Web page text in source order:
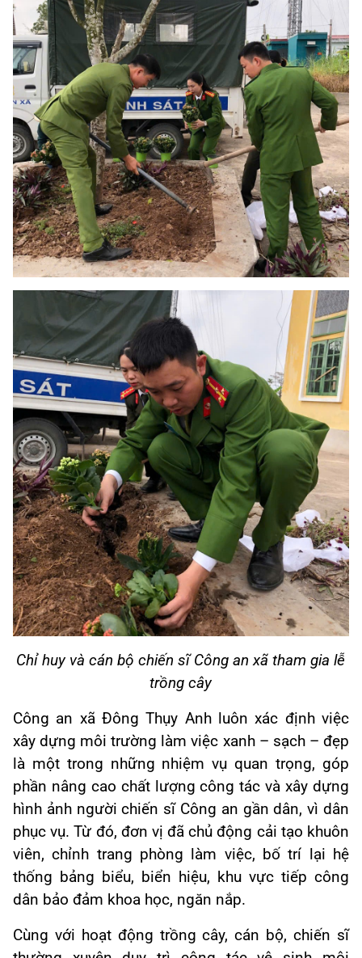
Chỉ huy và cán bộ chiến sĩ Công an xã tham gia lễ
trồng cây
Công an xã Đông Thụy Anh luôn xác định việc
xây dựng môi trường làm việc xanh – sạch – đẹp
là một trong những nhiệm vụ quan trọng, góp
phần nâng cao chất lượng công tác và xây dựng
hình ảnh người chiến sĩ Công an gần dân, vì dân
phục vụ. Từ đó, đơn vị đã chủ động cải tạo khuôn
viên, chỉnh trang phòng làm việc, bố trí lại hệ
thống bảng biểu, biển hiệu, khu vực tiếp công
dân bảo đảm khoa học, ngăn nắp.
Cùng với hoạt động trồng cây, cán bộ, chiến sĩ